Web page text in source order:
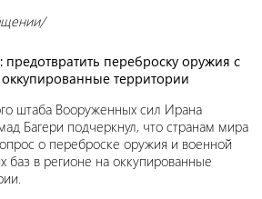
предотвратить переброску оружия с
территории
штаба Вооруженных сил Ирана
Багери подчеркнул, что странам мира
о переброске оружия и военной
баз в регионе на оккупированные